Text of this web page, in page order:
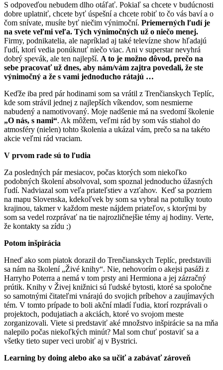
S odpoveďou nebudem dlho otáľať. Pokiaľ sa chcete v budúcnosti
dobre uplatniť, chcete byť úspešní a chcete robiť to čo vás baví a o
čom snívate, musíte byť niečim výnimoční. Priemerných ľudí je
na svete veľmi veľa. Tých výnimočných už o niečo menej.
Firmy, podnikatelia, ale napríklad aj také televízne show hľadajú
ľudí, ktorí vedia ponúknuť niečo viac. Ani v superstar nevyhrá
dobrý spevák, ale ten najlepší. A to je možno dôvod, prečo na
sebe pracovať už dnes, aby nám/vám zajtra povedali, že ste
výnimočný a že s vami jednoducho rátajú …
Keďže iba pred pár hodinami som sa vrátil z Trenčianskych Teplíc,
kde som strávil jednej z najlepších víkendov, som nesmierne
nabudený a namotivovaný. Moje nadšenie má na svedomí školenie
„O nás, s nami“. Ak môžem, veľmi rád by som vás stiahol do
atmosféry (nielen) tohto školenia a ukázal vám, prečo sa na takéto
akcie veľmi rád vraciam.
V prvom rade sú to ľudia
Za posledných pár mesiacov, počas ktorých som niekoľko
podobných školení absolvoval, som spoznal jednoducho úžasných
ľudí. Nadviazal som veľa priateľstiev a vzťahov. Keď sa pozriem
na mapu Slovenska, kdekoľvek by som sa vybral na potulky touto
krajinou, takmer v každom meste nájdem priateľov, s ktorými by
som sa vedel rozprávať na tie najrozličnejšie témy aj hodiny. Verte,
že kontakty sa zídu ;)
Potom inšpirácia
Hneď ako som piatok dorazil do Trenčianskych Teplíc, predstavili
sa nám na školení „Živé knihy“. Nie, nehovorím o akejsi pasáži z
Harryho Poterra a nemá v tom prsty ani Hermiona a jej zázračný
prútik. Knihy v Živej knižnici sú ľudské bytosti, ktoré sa spoločne
so samotnými čitateľmi vnárajú do svojich príbehov a zaujímavých
tém. V tomto prípade to boli akční mladí ľudia, ktorí rozprávali o
projektoch, podujatiach a akciách, ktoré vo svojom meste
zorganizovali. Viete si predstaviť aké množstvo inšpirácie sa na mňa
nalepilo počas niekoľkých minút? Mal som chuť postaviť sa a
všetky tieto super veci urobiť aj v Bystrici.
Learning by doing alebo ako sa učiť a zabávať zároveň